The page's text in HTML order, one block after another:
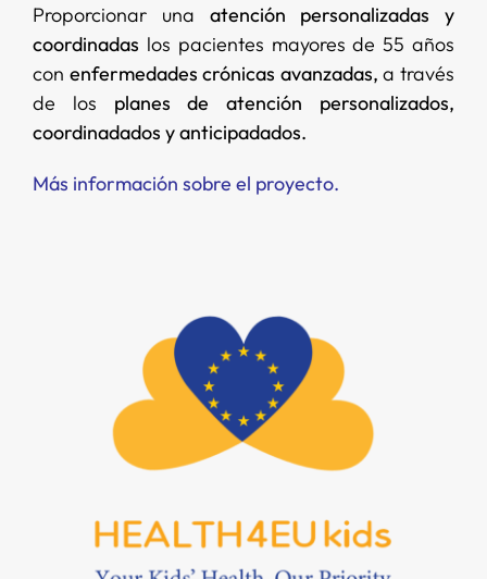
Proporcionar una atención personalizadas y
coordinadas los pacientes mayores de 55 años
con enfermedades crónicas avanzadas,a través
de los planes de atención personalizados,
coordinadados y anticipadados.
Más información sobre el proyecto.